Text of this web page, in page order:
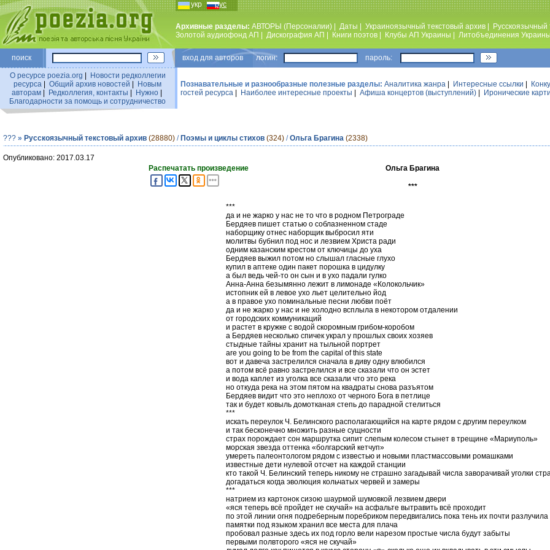
укр рус
Архивные разделы: АВТОРЫ (Персоналии) Даты Украиноязычный текстовый архив
Русскоязычный
Золотой аудиофонд АП
Дискография АП Книги поэтов Клубы АП Украины Литобъединения
поиск вход для авторов логин: пароль:
О ресурсе poezia.org
Новости редколлегии
ресурса
Общий архив новостей
Новым
авторам| Редколлегия, контакты Нужно|
Благодарности за помощь и сотрудничество
Познавательные и разнообразные полезные разделы: Аналитика жанра Интересные ссылки
гостей ресурса
Наиболее интересные проекты Афиша концертов (выступлений) Иронические
??? » Русскоязычный текстовый архив (28880) / Поэмы и циклы стихов (324) /Ольга Брагина (2338)
Опубликовано: 2017.03.17
Распечатать произведение
Ольга Брагина
***
***
да и не жарко у нас не то что в родном Петрограде
Бердяев пишет статью о соблазненном стаде
наборщику отнес наборщик выбросил яти
молитвы бубнил под нос и лезвием Христа ради
одним казанским крестом от ключицы до уха
Бердяев выжил потом но слышал гласные глухо
купил в аптеке один пакет порошка в цидулку
а был ведь чей-то он сын и в ухо падали гулко
Анна-Анна безымянно лежит в лимонаде «Колокольчик»
истопник ей в левое ухо льет целительно йод
а в правое ухо поминальные песни любви поёт
да и не жарко у нас и не холодно всплыла в некотором отдалении
от городских коммуникаций
и растет в кружке с водой скоромным грибом-коробом
а Бердяев несколько спичек украл у прошлых своих хозяев
стыдные тайны хранит на тыльной портрет
are you going to be from the capital of this state
вот и давеча застрелился сначала в диву одну влюбился
а потом всё равно застрелился и все сказали что он эстет
и вода каплет из уголка все сказали что это река
но откуда река на этом пятом на квадраты снова разъятом
Бердяев видит что это неплохо от черного Бога в петлице
так и будет ковыль домотканая степь до парадной стелиться
***
искать переулок Ч. Белинского располагающийся на карте рядом с другим переулком
и так бесконечно множить разные сущности
страх порождает сон маршрутка сипит слепым колесом стынет в трещине «Мариуполь»
морская звезда оттенка «болгарский кетчуп»
умереть палеонтологом рядом с известью и новыми пластмассовыми ромашками
известные дети нулевой отсчет на каждой станции
кто такой Ч. Белинский теперь никому не страшно загадывай числа заворачивай уголки
догадаться когда эволюция кольчатых червей и замеры
***
натрием из картонок сизою шаурмой шумовкой лезвием двери
«яся теперь всё пройдет не скучай» на асфальте вытравить всё проходит
по этой линии огня подреберным поребриком передвигались пока тень их почти разлучила
памятки под языком хранил все места для плача
пробовал разные здесь их под горло вели нарезом простые числа будут забыты
первыми полвторого «яся не скучай»